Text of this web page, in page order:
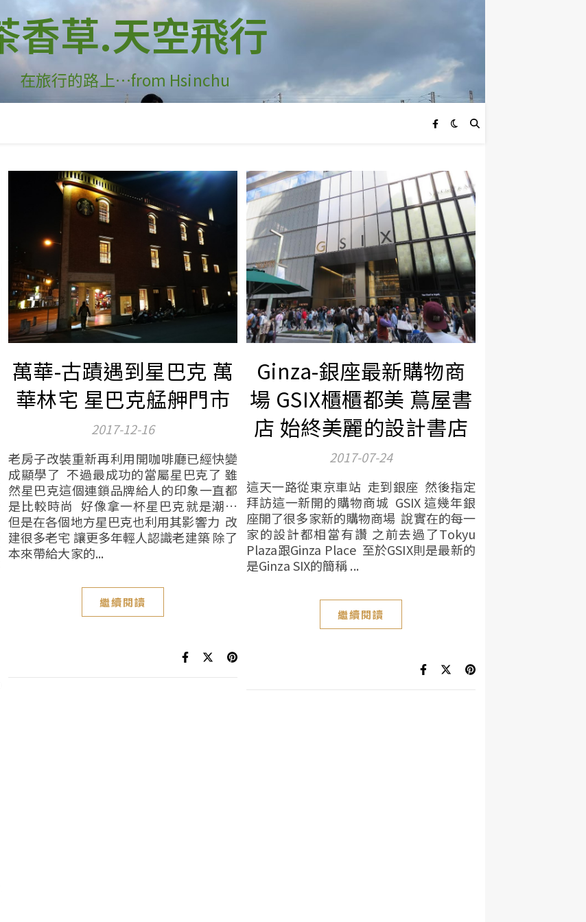
香草.天空飛行
在旅行的路上…from Hsinchu
萬華-古蹟遇到星巴克 萬
華林宅 星巴克艋舺門市
2017-12-16
老房子改裝重新再利用開咖啡廳已經快變
成顯學了 不過最成功的當屬星巴克了 雖
然星巴克這個連鎖品牌給人的印象一直都
是比較時尚 好像拿一杯星巴克就是潮…
但是在各個地方星巴克也利用其影響力 改
建很多老宅 讓更多年輕人認識老建築 除了
本來帶給大家的...
繼續閱讀
Ginza-銀座最新購物商
場 GSIX櫃櫃都美 蔦屋書
店 始終美麗的設計書店
2017-07-24
這天一路從東京車站 走到銀座 然後指定
拜訪這一新開的購物商城 GSIX 這幾年銀
座開了很多家新的購物商場 說實在的每一
家的設計都相當有讚 之前去過了Tokyu
Plaza跟Ginza Place 至於GSIX則是最新的
是Ginza SIX的簡稱 ...
繼續閱讀